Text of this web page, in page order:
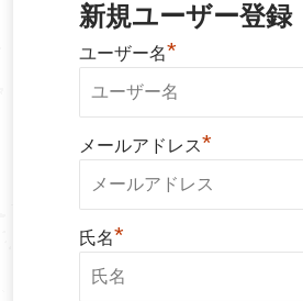
新規ユーザー登録
ユーザー名*
メールアドレス*
氏名*